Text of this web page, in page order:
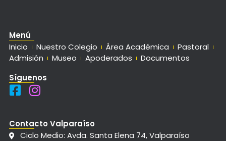
Menú
Inicio
Nuestro Colegio Área Académica
Pastoral
Admisión
Museo Apoderados
Documentos
Síguenos
Contacto Valparaíso
Ciclo Medio: Avda. Santa Elena 74, Valparaíso